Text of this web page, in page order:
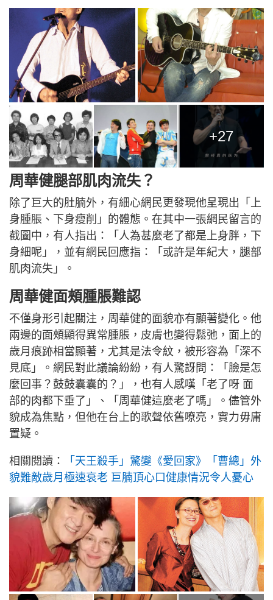
+27
周華健腿部肌肉流失？
除了巨大的肚腩外，有細心網民更發現他呈現出「上
身腫脹、下身瘦削」的體態。在其中一張網民留言的
截圖中，有人指出：「人為甚麼老了都是上身胖，下
身細呢」，並有網民回應指：「或許是年紀大，腿部
肌肉流失」。
周華健面頰腫脹難認
不僅身形引起關注，周華健的面貌亦有顯著變化。他
兩邊的面頰顯得異常腫脹，皮膚也變得鬆弛，面上的
歲月痕跡相當顯著，尤其是法令紋，被形容為「深不
見底」。網民對此議論紛紛，有人驚訝問：「臉是怎
麼回事？鼓鼓囊囊的？」，也有人感嘆「老了呀 面
部的肉都下垂了」、「周華健這麼老了嗎」。儘管外
貌成為焦點，但他在台上的歌聲依舊嘹亮，實力毋庸
置疑。
相關閱讀：
「天王殺手」驚變《愛回家》「曹總」外
貌難敵歲月極速衰老 巨腩頂心口健康情況令人憂心